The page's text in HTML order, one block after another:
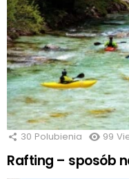
30 Polubienia 99
Rafting – sposób